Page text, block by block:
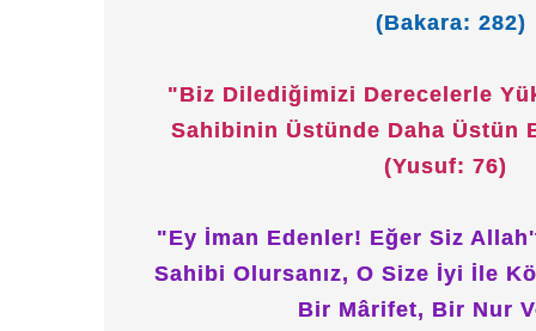
(Bakara: 282)
"Biz Dilediğimizi Derecelerle
Sahibinin Üstünde Daha Üstün
(Yusuf: 76)
"Ey İman Edenler! Eğer Siz
Sahibi Olursanız, O Size İyi İle
Bir Mârifet, Bir Nur